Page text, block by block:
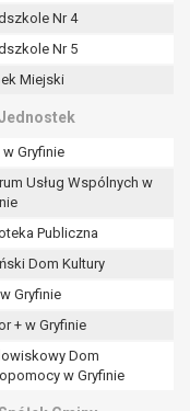
Nr 4
Nr 5
Miejski
w Gryfinie
Usług Wspólnych w
Publiczna
Dom Kultury
Gryfinie
+ w Gryfinie
Dom
w Gryfinie
są
Panu